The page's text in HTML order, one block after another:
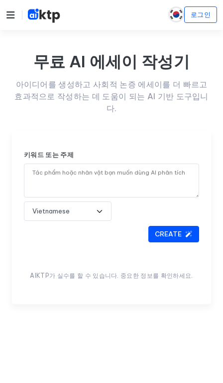
로그인
무료 AI 에세이 작성기
아이디어를 생성하고 사회적 논증 에세이를 더 빠르고
효과적으로 작성하는 데 도움이 되는 AI 기반 도구입니
다.
키워드 또는 주제
CREATE
AIKTP가 실수를 할 수 있습니다. 중요한 정보를 확인하세요.